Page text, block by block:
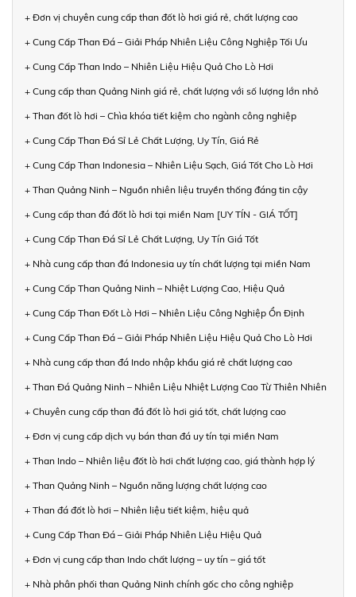
+ Đơn vị chuyên cung cấp than đốt lò hơi giá rẻ, chất lượng cao
+ Cung Cấp Than Đá – Giải Pháp Nhiên Liệu Công Nghiệp Tối Ưu
+ Cung Cấp Than Indo – Nhiên Liệu Hiệu Quả Cho Lò Hơi
+ Cung cấp than Quảng Ninh giá rẻ, chất lượng với số lượng lớn nhỏ
+ Than đốt lò hơi – Chìa khóa tiết kiệm cho ngành công nghiệp
+ Cung Cấp Than Đá Sỉ Lẻ Chất Lượng, Uy Tín, Giá Rẻ
+ Cung Cấp Than Indonesia – Nhiên Liệu Sạch, Giá Tốt Cho Lò Hơi
+ Than Quảng Ninh – Nguồn nhiên liệu truyền thống đáng tin cậy
+ Cung cấp than đá đốt lò hơi tại miền Nam [UY TÍN - GIÁ TỐT]
+ Cung Cấp Than Đá Sỉ Lẻ Chất Lượng, Uy Tín Giá Tốt
+ Nhà cung cấp than đá Indonesia uy tín chất lượng tại miền Nam
+ Cung Cấp Than Quảng Ninh – Nhiệt Lượng Cao, Hiệu Quả
+ Cung Cấp Than Đốt Lò Hơi – Nhiên Liệu Công Nghiệp Ổn Định
+ Cung Cấp Than Đá – Giải Pháp Nhiên Liệu Hiệu Quả Cho Lò Hơi
+ Nhà cung cấp than đá Indo nhập khẩu giá rẻ chất lượng cao
+ Than Đá Quảng Ninh – Nhiên Liệu Nhiệt Lượng Cao Từ Thiên Nhiên
+ Chuyên cung cấp than đá đốt lò hơi giá tốt, chất lượng cao
+ Đơn vị cung cấp dịch vụ bán than đá uy tín tại miền Nam
+ Than Indo – Nhiên liệu đốt lò hơi chất lượng cao, giá thành hợp lý
+ Than Quảng Ninh – Nguồn năng lượng chất lượng cao
+ Than đá đốt lò hơi – Nhiên liệu tiết kiệm, hiệu quả
+ Cung Cấp Than Đá – Giải Pháp Nhiên Liệu Hiệu Quả
+ Đơn vị cung cấp than Indo chất lượng – uy tín – giá tốt
+ Nhà phân phối than Quảng Ninh chính gốc cho công nghiệp